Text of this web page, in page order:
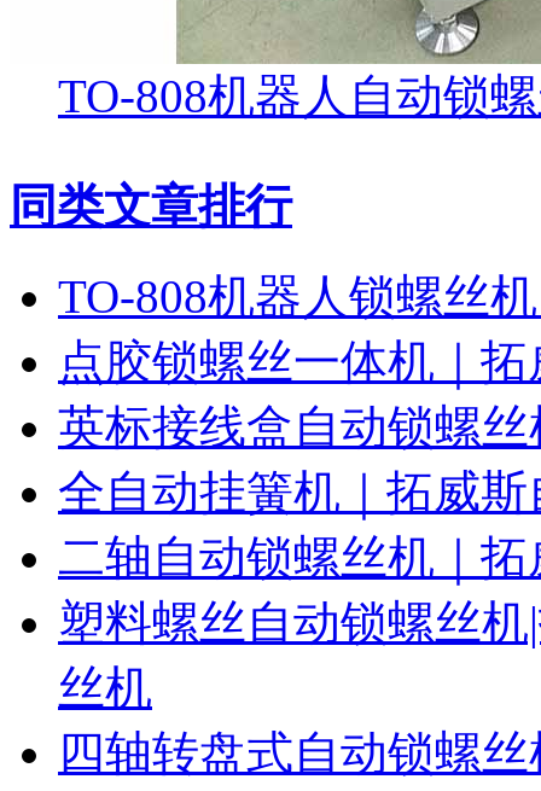
TO-808机器人自动锁
同类文章排行
TO-808机器人锁螺丝
点胶锁螺丝一体机｜
英标接线盒自动锁螺
全自动挂簧机｜拓威
二轴自动锁螺丝机｜
塑料螺丝自动锁螺丝
丝机
四轴转盘式自动锁螺